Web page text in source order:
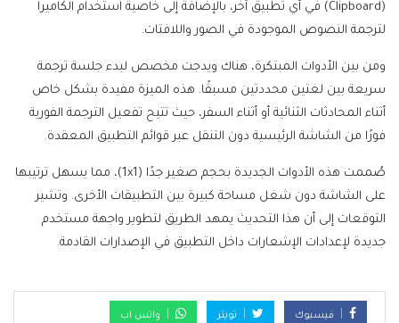
(Clipboard) في أي تطبيق آخر، بالإضافة إلى خاصية استخدام الكاميرا
لترجمة النصوص الموجودة في الصور واللافتات.
ومن بين الأدوات المبتكرة، هناك ويدجت مخصص لبدء جلسة ترجمة
سريعة بين لغتين محددتين مسبقًا. هذه الميزة مفيدة بشكل خاص
أثناء المحادثات الثنائية أو أثناء السفر، حيث تتيح تفعيل الترجمة الفورية
فورًا من الشاشة الرئيسية دون التنقل عبر قوائم التطبيق المعقدة.
صُممت هذه الأدوات الجديدة بحجم صغير جدًا (1x1)، مما يسهل ترتيبها
على الشاشة دون شغل مساحة كبيرة بين التطبيقات الأخرى. وتشير
التوقعات إلى أن هذا التحديث يمهد الطريق لتطوير واجهة مستخدم
جديدة لإعدادات الإشعارات داخل التطبيق في الإصدارات القادمة.
فيسبوك تويتر واتس اب